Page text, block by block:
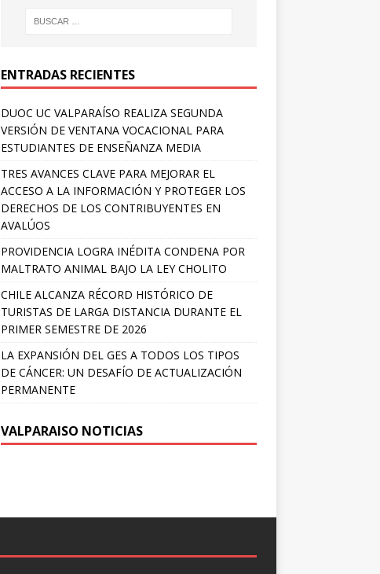
ENTRADAS RECIENTES
DUOC UC VALPARAÍSO REALIZA SEGUNDA
VERSIÓN DE VENTANA VOCACIONAL PARA
ESTUDIANTES DE ENSEÑANZA MEDIA
TRES AVANCES CLAVE PARA MEJORAR EL
ACCESO A LA INFORMACIÓN Y PROTEGER LOS
DERECHOS DE LOS CONTRIBUYENTES EN
AVALÚOS
PROVIDENCIA LOGRA INÉDITA CONDENA POR
MALTRATO ANIMAL BAJO LA LEY CHOLITO
CHILE ALCANZA RÉCORD HISTÓRICO DE
TURISTAS DE LARGA DISTANCIA DURANTE EL
PRIMER SEMESTRE DE 2026
LA EXPANSIÓN DEL GES A TODOS LOS TIPOS
DE CÁNCER: UN DESAFÍO DE ACTUALIZACIÓN
PERMANENTE
VALPARAISO NOTICIAS